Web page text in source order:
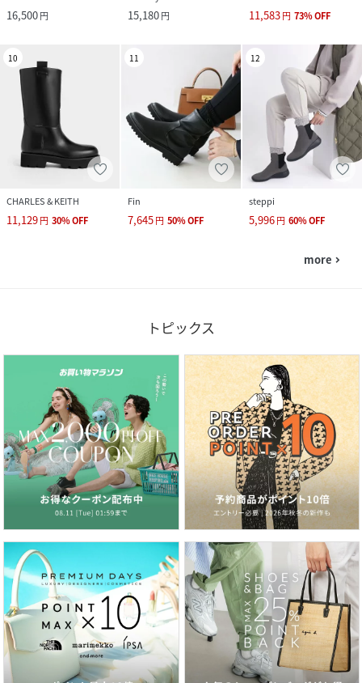
16,500円 15,180円 11,583円 73%OFF
10
CHARLES & KEITH
11,129円 30%OFF
11
Fin
7,645円 50%OFF
12
steppi
5,996円 60%OFF
more navigate_next
トピックス